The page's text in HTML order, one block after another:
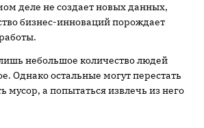
деле не создает новых данных,
бизнес-инноваций порождает
небольшое количество людей
Однако остальные могут перестать
мусор, а попытаться извлечь из него